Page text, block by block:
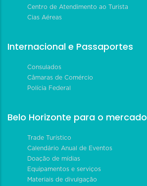
Centro de Atendimento ao Turista
Cias Aéreas
Internacional e Passaportes
Consulados
Câmaras de Comércio
Polícia Federal
Belo Horizonte para o mercado
Trade Turístico
Calendário Anual de Eventos
Doação de mídias
Equipamentos e serviços
Materiais de divulgação